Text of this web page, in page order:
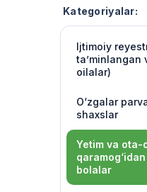
Kategoriyalar:
Ijtimoiy
ta’minlangan
oilalar)
O‘zgalar
shaxslar
Yetim va ota-
bolalar